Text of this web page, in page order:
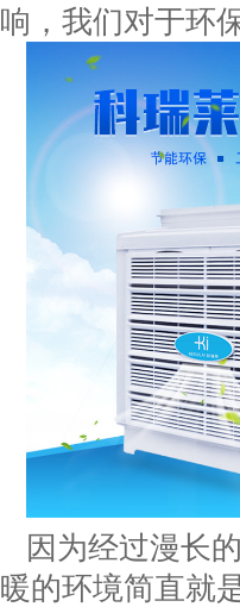
响，我们对于环
因为经过漫长
暖的环境简直就